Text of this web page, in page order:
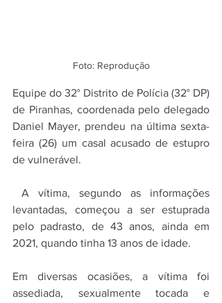
Foto: Reprodução
Equipe do 32° Distrito de Polícia (32° DP)
de Piranhas, coordenada pelo delegado
Daniel Mayer, prendeu na última sexta-
feira (26) um casal acusado de estupro
de vulnerável.
levantadas, começou a ser estuprada
pelo padrasto, de 43 anos, ainda em
2021, quando tinha 13 anos de idade.
Em diversas ocasiões, a vítima foi
assediada, sexualmente tocada e